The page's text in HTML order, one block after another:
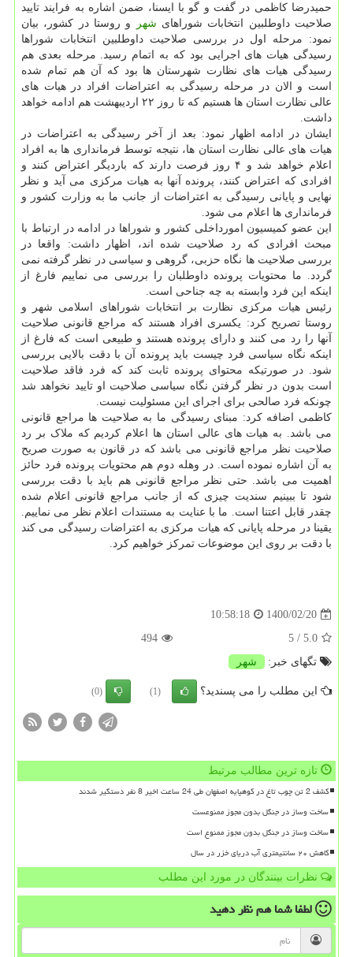
حمیدرضا کاظمی در گفت و گو با ایسنا، ضمن اشاره به فرایند تایید
صلاحیت داوطلبین انتخابات شوراهای شهر
و روستا در کشور، بیان
نمود: مرحله اول در بررسی صلاحیت داوطلبین انتخابات شوراها
رسیدگی هیات های اجرایی بود که به اتمام رسید. مرحله بعدی هم
رسیدگی هیات های نظارت شهرستان ها بود که آن هم تمام شده
است و الان در مرحله رسیدگی به اعتراضات افراد در هیات های
عالی نظارت استان ها هستیم که تا روز ۲۲ اردیبهشت هم ادامه خواهد
داشت.
ایشان در ادامه اظهار نمود: بعد از آخر رسیدگی به اعتراضات در
هیات های عالی نظارت استان ها، نتیجه توسط فرمانداری ها به افراد
اعلام خواهد شد و ۴ روز فرصت دارند که باردیگر اعتراض کنند و
افرادی که اعتراض کنند، پرونده آنها به هیات مرکزی می آید و نظر
نهایی و پایانی رسیدگی به اعتراضات از جانب ما به وزارت کشور و
فرمانداری ها اعلام می شود.
این عضو کمیسیون امورداخلی کشور و شوراها در ادامه در ارتباط با
مبحث افرادی که رد صلاحیت شده اند، اظهار داشت: واقعا در
بررسی صلاحیت ها نگاه حزبی، گروهی و سیاسی در نظر گرفته نمی
گردد. ما محتویات پرونده داوطلبان را بررسی می نماییم فارغ از
اینکه این فرد وابسته به چه جناحی است.
رئیس هیات مرکزی نظارت بر انتخابات شوراهای اسلامی شهر و
روستا تصریح کرد: یکسری افراد هستند که مراجع قانونی صلاحیت
آنها را رد می کنند و دارای پرونده هستند و طبیعی است که فارغ از
اینکه نگاه سیاسی فرد چیست باید پرونده آن با دقت بالایی بررسی
شود. در صورتیکه محتوای پرونده ثابت کند که فرد فاقد صلاحیت
است بدون در نظر گرفتن نگاه سیاسی صلاحیت او تایید نخواهد شد
چونکه فرد صالحی برای اجرای این مسئولیت نیست.
کاظمی اضافه کرد: مبنای رسیدگی ما به صلاحیت ها مراجع قانونی
می باشد. به هیات های عالی استان ها اعلام کردیم که ملاک بر رد
صلاحیت نظر مراجع قانونی می باشد که در قانون به صورت صریح
به آن اشاره نموده است. در وهله دوم هم محتویات پرونده فرد حائز
اهمیت می باشد. حتی نظر مراجع قانونی هم باید با دقت بررسی
شود تا ببینیم سندیت چیزی که از جانب مراجع قانونی اعلام شده
چقدر قابل اعتنا است. ما با عنایت به مستندات اعلام نظر می نماییم.
یقینا در مرحله پایانی که هیات مرکزی به اعتراضات رسیدگی می کند
با دقت بر روی این موضوعات تمرکز خواهیم کرد.
1400/02/20
10:58:18
5.0
/ 5
494
تگهای خبر:
شهر
این مطلب را می پسندید؟ (1)
(0)
تازه ترین مطالب مرتبط
کشف 2 تن چوب تاغ در کوهپایه اصفهان طی 24 ساعت اخیر 8 نفر دستگیر شدند
ساخت وساز در جنگل بدون مجوز ممنوعست
ساخت وساز در جنگل بدون مجوز ممنوع است
کاهش ۲۰ سانتیمتری آب دریای خزر در سال
نظرات بینندگان در مورد این مطلب
لطفا شما همنظر دهید